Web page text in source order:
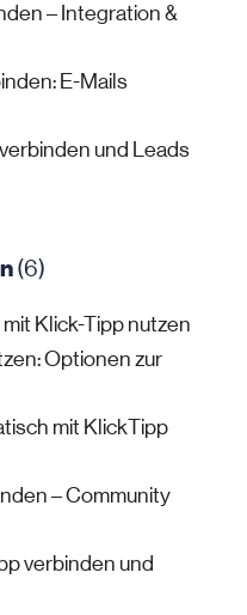
– Integration &
E-Mails
und Leads
(6)
Klick-Tipp nutzen
Optionen zur
mit KlickTipp
– Community
verbinden und